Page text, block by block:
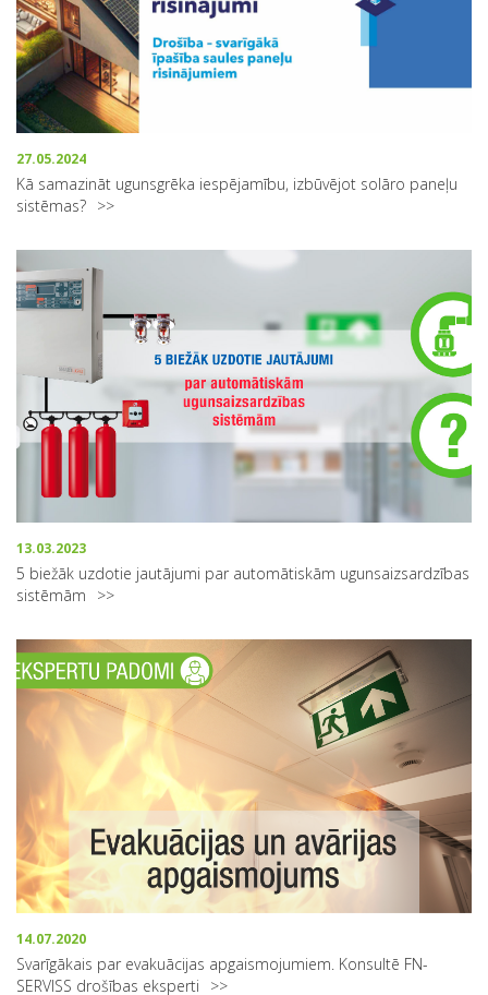
27.05.2024
Kā samazināt ugunsgrēka iespējamību, izbūvējot solāro paneļu
sistēmas?
13.03.2023
5 biežāk uzdotie jautājumi par automātiskām ugunsaizsardzības
sistēmām
14.07.2020
Svarīgākais par evakuācijas apgaismojumiem. Konsultē FN-
SERVISS drošības eksperti